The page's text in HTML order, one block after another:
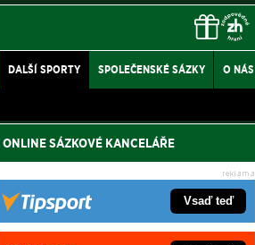
DALŠÍ SPORTY SPOLEČENSKÉ SÁZKY O NÁS
ONLINE SÁZKOVÉ KANCELÁŘE
Vsaď teď